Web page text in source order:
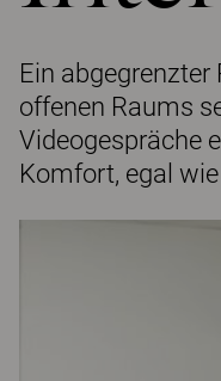
Ein abgegrenzter
offenen Raums
Videogespräche
Komfort, egal